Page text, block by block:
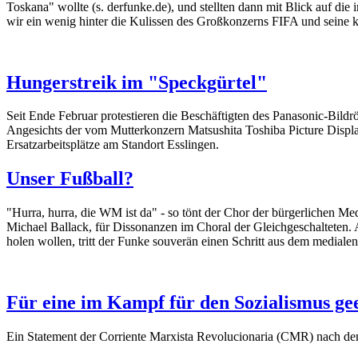
Toskana" wollte (s. derfunke.de), und stellten dann mit Blick auf
wir ein wenig hinter die Kulissen des Großkonzerns FIFA und seine
Hungerstreik im "Speckgürtel"
Seit Ende Februar protestieren die Beschäftigten des Panasonic-
Angesichts der vom Mutterkonzern Matsushita Toshiba Picture
Ersatzarbeitsplätze am Standort Esslingen.
Unser Fußball?
"Hurra, hurra, die WM ist da" - so tönt der Chor der bürgerlichen
Michael Ballack, für Dissonanzen im Choral der
holen wollen, tritt der Funke souverän einen Schritt aus dem
Für eine im Kampf für den Sozialismus
Ein Statement der Corriente Marxista Revolucionaria (CMR) nach